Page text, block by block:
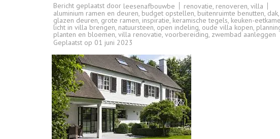
Bericht geplaatst door leesenafbouwbe renovatie renoveren villa
aluminium ramen en deuren, budget opstellen, buitenruimte benutten, dak,
glazen deuren, grote ramen, inspiratie, keramische tegels, keuken-
licht in villa brengen, natuursteen, open indeling, oude villa kopen,
planten en bloemen, villa renovatie, voorbereiding, zwembad aanleggen
Geplaatst op 01 juni 2023